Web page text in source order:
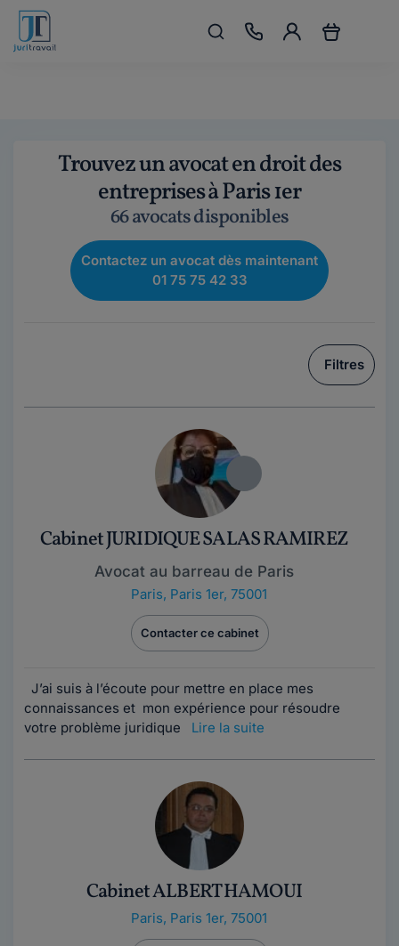
Trouvez un avocat en droit des
entreprises à Paris 1er
66 avocats disponibles
Contactez un avocat dès maintenant
01 75 75 42 33
Filtres
Cabinet JURIDIQUE SALAS RAMIREZ
Avocat au barreau de Paris
Paris, Paris 1er, 75001
Contacter ce cabinet
J’ai suis à l’écoute pour mettre en place mes
connaissances et mon expérience pour résoudre
votre problème juridique Lire la suite
Cabinet ALBERT HAMOUI
Paris, Paris 1er, 75001